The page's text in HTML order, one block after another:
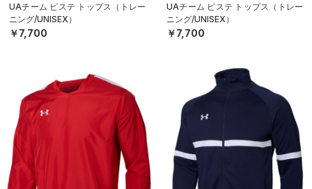
UAチーム ピステ トップス（トレー
ニング/UNISEX）
￥7,700
UAチーム ピステ トップス（トレー
ニング/UNISEX）
￥7,700